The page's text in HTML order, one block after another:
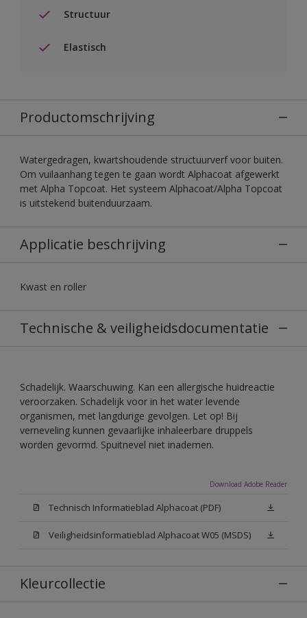
Structuur
Elastisch
Productomschrijving
Watergedragen, kwartshoudende structuurverf voor buiten.
Om vuilaanhang tegen te gaan wordt Alphacoat afgewerkt
met Alpha Topcoat. Het systeem Alphacoat/Alpha Topcoat
is uitstekend buitenduurzaam.
Applicatie beschrijving
Kwast en roller
Technische & veiligheidsdocumentatie
Schadelijk. Waarschuwing. Kan een allergische huidreactie
veroorzaken. Schadelijk voor in het water levende
organismen, met langdurige gevolgen. Let op! Bij
verneveling kunnen gevaarlijke inhaleerbare druppels
worden gevormd. Spuitnevel niet inademen.
Download Adobe Reader
Technisch Informatieblad Alphacoat (PDF)
Veiligheidsinformatieblad Alphacoat W05 (MSDS)
Kleurcollectie